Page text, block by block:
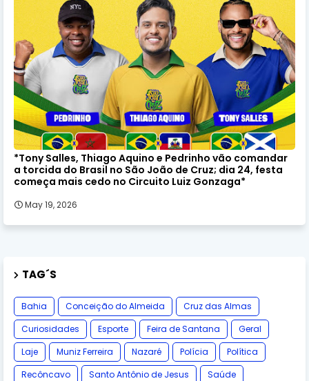
*Tony Salles, Thiago Aquino e Pedrinho vão comandar
a torcida do Brasil no São João de Cruz; dia 24, festa
começa mais cedo no Circuito Luiz Gonzaga*
May 19, 2026
TAG´S
Bahia Conceição do Almeida
Cruz das Almas
Curiosidades
Esporte Feira de Santana
Geral
Laje
Muniz Ferreira Nazaré Polícia
Política
Recôncavo
Santo Antônio de Jesus
Saúde